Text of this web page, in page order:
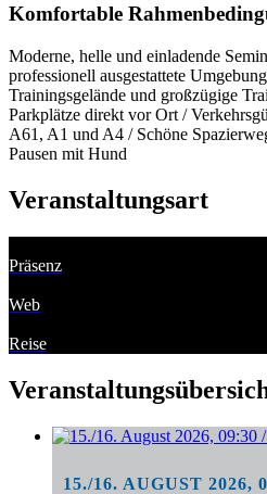
Komfortable
Moderne, helle und einladende
professionell ausgestattete
Trainingsgelände und großzügige
Parkplätze direkt vor Ort /
A61, A1 und A4 / Schöne
Pausen mit Hund
Veranstaltungsart
Präsenz
Web
Reise
15./16. AUGUST 2026,